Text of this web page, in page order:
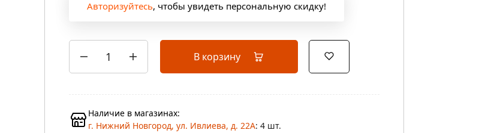
Авторизуйтесь, чтобы увидеть персональную скидку!
В корзину
Наличие в магазинах:
г. Нижний Новгород, ул. Ивлиева, д. 22А: 4 шт.